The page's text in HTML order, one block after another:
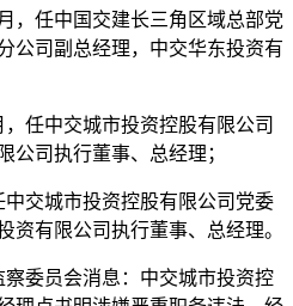
，任中国交建长三角区域总部党
公司副总经理，中交华东投资有
，任中交城市投资控股有限公司
公司执行董事、总经理；
中交城市投资控股有限公司党委
资有限公司执行董事、总经理。
察委员会消息：中交城市投资控